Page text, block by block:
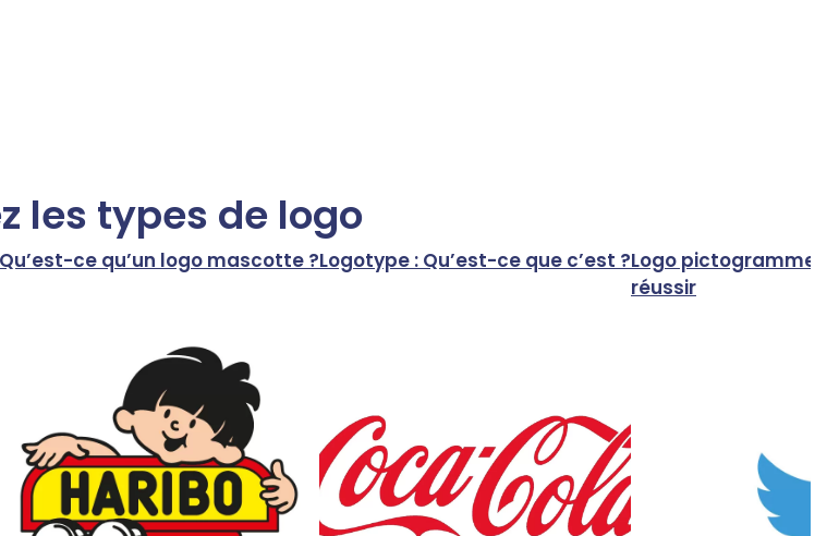
les types de logo
Qu’est-ce qu’un logo mascotte ?Logotype : Qu’est-ce que c’est ?Logo pictogramme
réussir